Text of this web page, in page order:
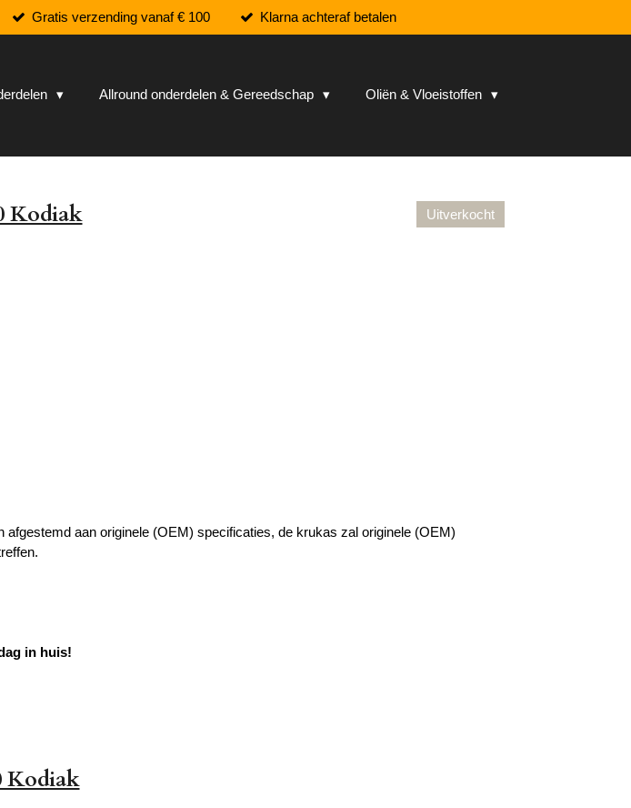
Gratis verzending vanaf € 100 Klarna achteraf betalen
Allround onderdelen & Gereedschap
Oliën & Vloeistoffen
Uitverkocht
Kodiak
aan originele (OEM) specificaties, de krukas zal originele (OEM)
in huis!
Kodiak